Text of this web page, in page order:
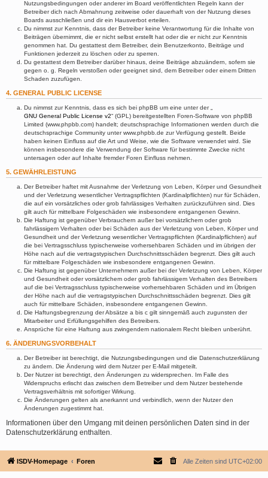
Nutzungsbedingungen oder anderer im Board veröffentlichten Regeln kann der
Betreiber dich nach Abmahnung zeitweise oder dauerhaft von der Nutzung dieses
Boards ausschließen und dir ein Hausverbot erteilen.
Du nimmst zur Kenntnis, dass der Betreiber keine Verantwortung für die Inhalte von
Beiträgen übernimmt, die er nicht selbst erstellt hat oder die er nicht zur Kenntnis
genommen hat. Du gestattest dem Betreiber, dein Benutzerkonto, Beiträge und
Funktionen jederzeit zu löschen oder zu sperren.
Du gestattest dem Betreiber darüber hinaus, deine Beiträge abzuändern, sofern sie
gegen o. g. Regeln verstoßen oder geeignet sind, dem Betreiber oder einem Dritten
Schaden zuzufügen.
4. GENERAL PUBLIC LICENSE
Du nimmst zur Kenntnis, dass es sich bei phpBB um eine unter der „
GNU General Public License v2“ (GPL) bereitgestellten Foren-Software von phpBB
Limited (www.phpbb.com) handelt; deutschsprachige Informationen werden durch die
deutschsprachige Community unter www.phpbb.de zur Verfügung gestellt. Beide
haben keinen Einfluss auf die Art und Weise, wie die Software verwendet wird. Sie
können insbesondere die Verwendung der Software für bestimmte Zwecke nicht
untersagen oder auf Inhalte fremder Foren Einfluss nehmen.
5. GEWÄHRLEISTUNG
Der Betreiber haftet mit Ausnahme der Verletzung von Leben, Körper und Gesundheit
und der Verletzung wesentlicher Vertragspflichten (Kardinalpflichten) nur für Schäden,
die auf ein vorsätzliches oder grob fahrlässiges Verhalten zurückzuführen sind. Dies
gilt auch für mittelbare Folgeschäden wie insbesondere entgangenen Gewinn.
Die Haftung ist gegenüber Verbrauchern außer bei vorsätzlichem oder grob
fahrlässigem Verhalten oder bei Schäden aus der Verletzung von Leben, Körper und
Gesundheit und der Verletzung wesentlicher Vertragspflichten (Kardinalpflichten) auf
die bei Vertragsschluss typischerweise vorhersehbaren Schäden und im übrigen der
Höhe nach auf die vertragstypischen Durchschnittsschäden begrenzt. Dies gilt auch
für mittelbare Folgeschäden wie insbesondere entgangenen Gewinn.
Die Haftung ist gegenüber Unternehmern außer bei der Verletzung von Leben, Körper
und Gesundheit oder vorsätzlichem oder grob fahrlässigem Verhalten des Betreibers
auf die bei Vertragsschluss typischerweise vorhersehbaren Schäden und im Übrigen
der Höhe nach auf die vertragstypischen Durchschnittsschäden begrenzt. Dies gilt
auch für mittelbare Schäden, insbesondere entgangenen Gewinn.
Die Haftungsbegrenzung der Absätze a bis c gilt sinngemäß auch zugunsten der
Mitarbeiter und Erfüllungsgehilfen des Betreibers.
Ansprüche für eine Haftung aus zwingendem nationalem Recht bleiben unberührt.
6. ÄNDERUNGSVORBEHALT
Der Betreiber ist berechtigt, die Nutzungsbedingungen und die Datenschutzerklärung
zu ändern. Die Änderung wird dem Nutzer per E-Mail mitgeteilt.
Der Nutzer ist berechtigt, den Änderungen zu widersprechen. Im Falle des
Widerspruchs erlischt das zwischen dem Betreiber und dem Nutzer bestehende
Vertragsverhältnis mit sofortiger Wirkung.
Die Änderungen gelten als anerkannt und verbindlich, wenn der Nutzer den
Änderungen zugestimmt hat.
Informationen über den Umgang mit deinen persönlichen Daten sind in der
Datenschutzerklärung enthalten.
ISDV-Homepage Foren Alle Zeiten sind UTC+02:00